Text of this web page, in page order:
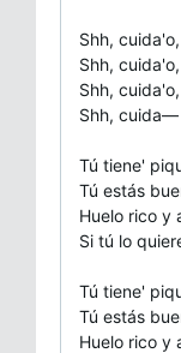
Shh,
Shh,
Shh,
Shh, cuida—
Tú tiene'
Tú estás
Huelo rico y
Si tú lo
Tú tiene'
Tú estás
Huelo rico y